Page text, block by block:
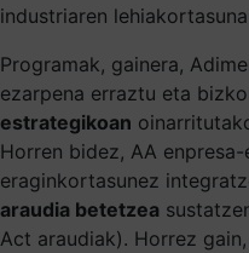
industriaren
Programak, gainera,
ezarpena erraztu eta
estrategikoan
Horren bidez, AA
eraginkortasunez
araudia betetzea
Act araudiak). Horrez gain,